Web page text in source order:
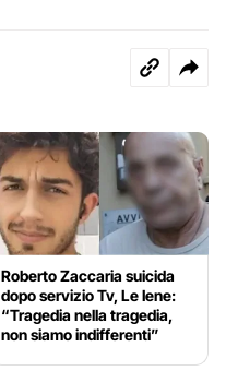
Roberto Zaccaria suicida
dopo servizio Tv, Le Iene:
“Tragedia nella tragedia,
non siamo indifferenti”